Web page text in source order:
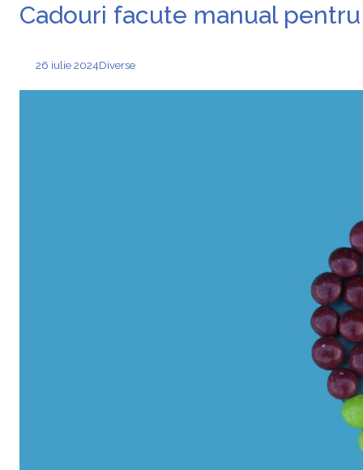
31 iulie 2026 Diverticulita: când
Cadouri facute manual
26 iulie 2024Diverse